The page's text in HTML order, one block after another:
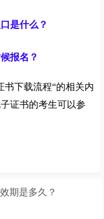
是什么？
报名？
下载流程“的相关内
证书的考生可以参
期是多久？